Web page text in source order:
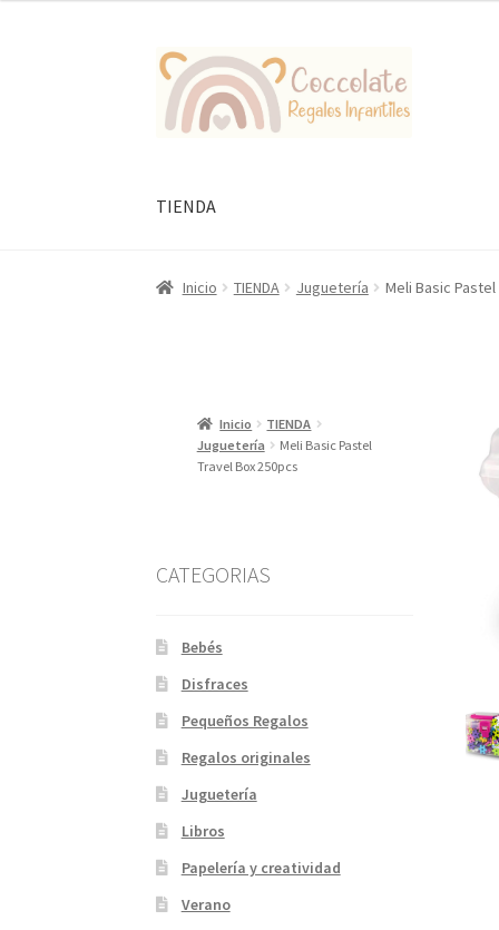
Ir
la
Ir
al
contenido
TIENDA
Inicio TIENDA Juguetería Meli Basic
Inicio
TIENDA
Juguetería
Meli Basic Pastel
Travel Box 250pcs
CATEGORIAS
Bebés
Disfraces
Pequeños Regalos
Regalos originales
Juguetería
Libros
Papelería y creatividad
Verano